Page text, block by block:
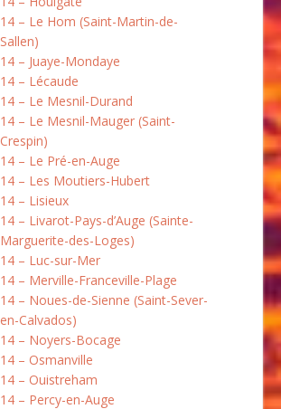
14 – Le Hom (Saint-Martin-de-
Sallen)
14 – Juaye-Mondaye
14 – Lécaude
14 – Le Mesnil-Durand
14 – Le Mesnil-Mauger (Saint-
Crespin)
14 – Le Pré-en-Auge
14 – Les Moutiers-Hubert
14 – Lisieux
14 – Livarot-Pays-d’Auge (Sainte-
Marguerite-des-Loges)
14 – Luc-sur-Mer
14 – Merville-Franceville-Plage
14 – Noues-de-Sienne (Saint-Sever-
en-Calvados)
14 – Noyers-Bocage
14 – Osmanville
14 – Ouistreham
14 – Percy-en-Auge